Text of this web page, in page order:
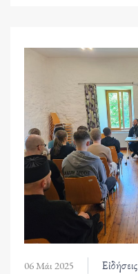
06 Μάι 2025 Εἰδήσεις